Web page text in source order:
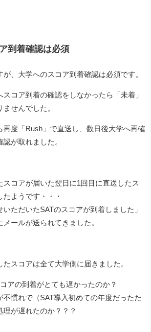
到着確認は必須
、大学へのスコア到着確認は必須です。
コア到着の確認をしなかったら「未着」
せんでした。
再度「Rush」で直送し、数日後大学へ再確
が取れました。
スコアが届いた翌日に1回目に直送したス
ようです・・・
いただいたSATのスコアが到着しました」
ールが送られてきました。
スコアは全て大学側に届きました。
アの到着がとても遅かったのか？
不慣れで（SAT導入初めての年度だったた
が遅れたのか？？？